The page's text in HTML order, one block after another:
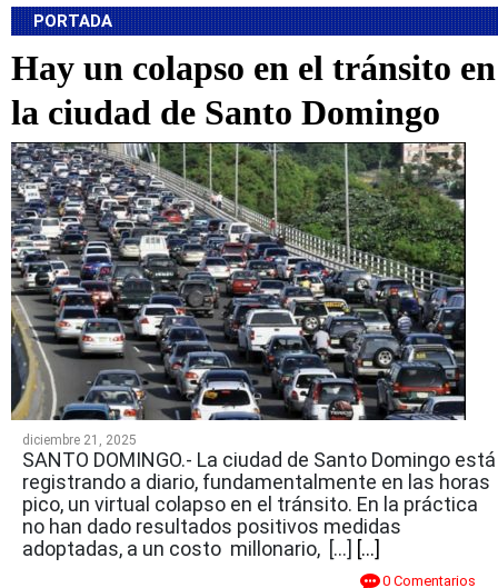
PORTADA
Hay un colapso en el tránsito en
la ciudad de Santo Domingo
diciembre 21, 2025
SANTO DOMINGO.- La ciudad de Santo Domingo está
registrando a diario, fundamentalmente en las horas
pico, un virtual colapso en el tránsito. En la práctica
no han dado resultados positivos medidas
adoptadas, a un costo millonario, […] [...]
0 Comentarios